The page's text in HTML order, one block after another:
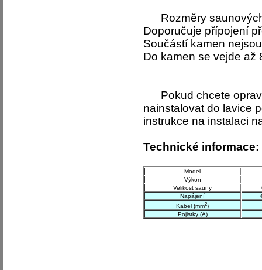
Rozměry
Doporučuje přípojení
Součástí kamen
Do kamen se vejde až
Pokud chcete
nainstalovat do lavice
instrukce na instalaci
Technické informace:
Model
Výkon
Velikost sauny
Napájení
Kabel (mm2)
Pojistky (A)